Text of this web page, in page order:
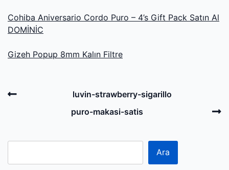
Cohiba Aniversario Cordo Puro – 4’s Gift Pack Satın Al
DOMİNİC
Gizeh Popup 8mm Kalın Filtre
Post
Previous
luvin-strawberry-sigarillo
puro-makasi-satis
Ara